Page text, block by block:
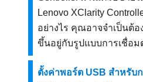
Lenovo XClarity
อย่างไร คุณอาจจำเป็นต้
ขึ้นอยู่กับรูปแบบการเชื่อม
ตั้งค่าพอร์ต USB สำหรับ